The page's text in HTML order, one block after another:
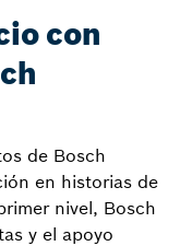
con
de Bosch
en historias de
nivel, Bosch
y el apoyo